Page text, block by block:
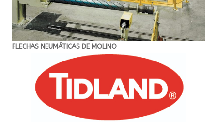
FLECHAS NEUMÁTICAS DE MOLINO